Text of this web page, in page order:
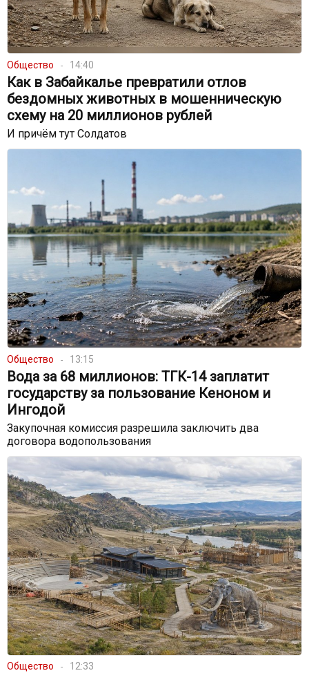
Общество 14:40
Как в Забайкалье превратили отлов
бездомных животных в мошенническую
схему на 20 миллионов рублей
И причём тут Солдатов
Общество 13:15
Вода за 68 миллионов: ТГК-14 заплатит
государству за пользование Кеноном и
Ингодой
Закупочная комиссия разрешила заключить два
договора водопользования
Общество 12:33